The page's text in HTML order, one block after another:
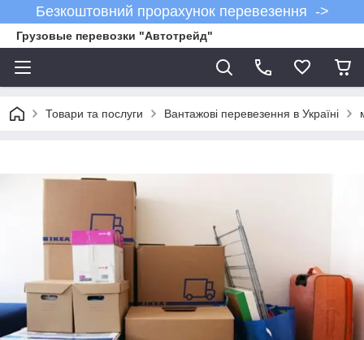
Безкоштовний прорахунок перевезення ->
Грузовые перевозки "Автотрейд"
Товари та послуги Вантажові перевезення в Україні